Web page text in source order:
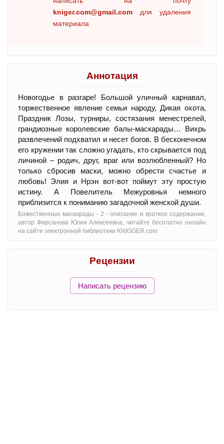
kniger.com@gmail.com для удаления
материала
Аннотация
Новогодье в разгаре! Большой уличный карнавал,
торжественное явление семьи народу, Дикая охота,
Праздник Лозы, турниры, состязания менестрелей,
грандиозные королевские балы-маскарады… Вихрь
развлечений подхватил и несет богов. В бесконечном
его кружении так сложно угадать, кто скрывается под
личиной – родич, друг, враг или возлюбленный? Но
только сбросив маски, можно обрести счастье и
любовь! Элия и Нрэн вот-вот поймут эту простую
истину. А Повелитель Межуровнья немного
приблизится к пониманию загадочной женской души.
Божественные маскарады - 2 - oписание и краткое содержание,
автор Фирсанова Юлия Алексеевна, читайте бесплатно онлайн
на сайте электронной библиотеки KNIGGER.com
Рецензии
Написать рецензию